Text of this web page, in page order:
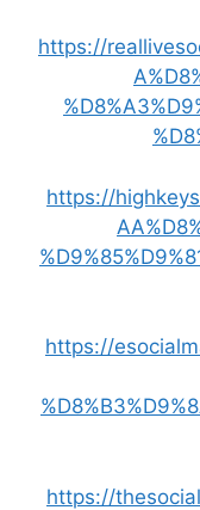
https://
https://
https://
https://